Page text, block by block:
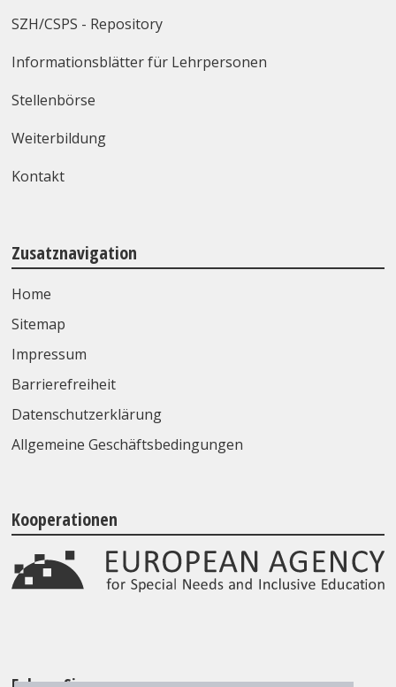
SZH/CSPS - Repository
Informationsblätter für Lehrpersonen
Stellenbörse
Weiterbildung
Kontakt
Zusatznavigation
Home
Sitemap
Impressum
Barrierefreiheit
Datenschutzerklärung
Allgemeine Geschäftsbedingungen
Kooperationen